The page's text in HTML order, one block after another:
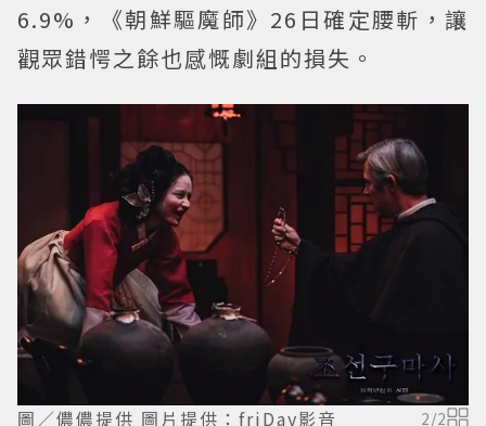
6.9%，《朝鮮驅魔師》26日確定腰斬，讓
觀眾錯愕之餘也感慨劇組的損失。
圖／儂儂提供 圖片提供：friDay影音 2/2